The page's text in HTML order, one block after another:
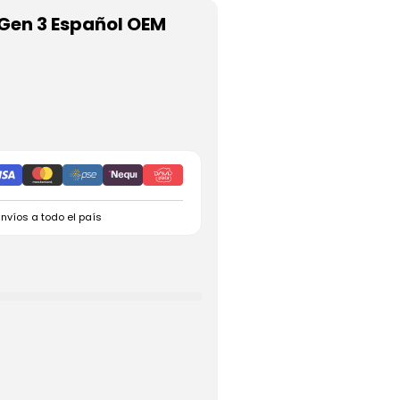
3 Español OEM
a todo el país